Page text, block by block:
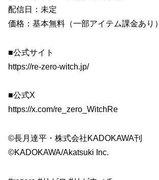
配信日：未定
価格：基本無料（一部アイテム課金あり）
■公式サイト
https://re-zero-witch.jp/
■公式X
https://x.com/re_zero_WitchRe
©長月達平・株式会社KADOKAWA刊
©KADOKAWA/Akatsuki Inc.